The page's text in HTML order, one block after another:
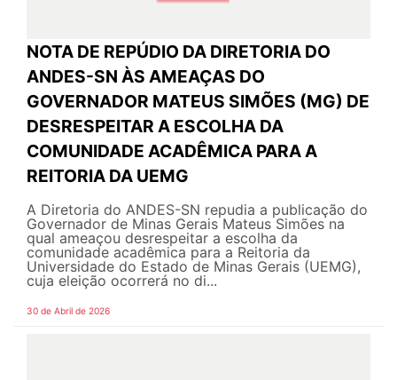
NOTA DE REPÚDIO DA DIRETORIA DO
ANDES-SN ÀS AMEAÇAS DO
GOVERNADOR MATEUS SIMÕES (MG) DE
DESRESPEITAR A ESCOLHA DA
COMUNIDADE ACADÊMICA PARA A
REITORIA DA UEMG
A Diretoria do ANDES-SN repudia a publicação do
Governador de Minas Gerais Mateus Simões na
qual ameaçou desrespeitar a escolha da
comunidade acadêmica para a Reitoria da
Universidade do Estado de Minas Gerais (UEMG),
cuja eleição ocorrerá no di...
30 de Abril de 2026